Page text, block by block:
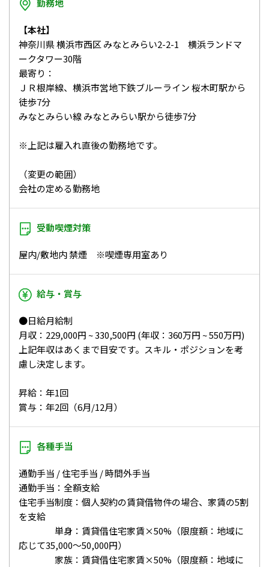
勤務地
【本社】
神奈川県 横浜市西区 みなとみらい2-2-1 横浜ランドマ
ークタワー30階
最寄り：
ＪＲ根岸線、横浜市営地下鉄ブルーライン 桜木町駅から
徒歩7分
みなとみらい線 みなとみらい駅から徒歩7分
※上記は雇入れ直後の勤務地です。
（変更の範囲）
会社の定める勤務地
受動喫煙対策
屋内/敷地内 禁煙 ※喫煙専用室あり
給与・賞与
●日給月給制
月収：229,000円 ~ 330,500円 (年収：360万円 ~ 550万円)
上記年収はあくまで目安です。スキル・ポジションを考
慮し決定します。
昇給：年1回
賞与：年2回（6月/12月）
各種手当
通勤手当 / 住宅手当 / 時間外手当
通勤手当：全額支給
住宅手当制度：個人契約の賃貸借物件の場合、家賃の5割
を支給
単身：賃貸借住宅家賃×50%（限度額：地域に
応じて35,000～50,000円）
家族：賃貸借住宅家賃×50%（限度額：地域に